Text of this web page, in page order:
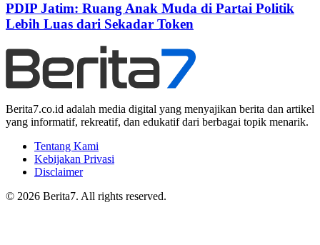
PDIP Jatim: Ruang Anak Muda di Partai Politik
Lebih Luas dari Sekadar Token
Berita7.co.id adalah media digital yang menyajikan berita dan artikel
yang informatif, rekreatif, dan edukatif dari berbagai topik menarik.
Tentang Kami
Kebijakan Privasi
Disclaimer
© 2026 Berita7. All rights reserved.